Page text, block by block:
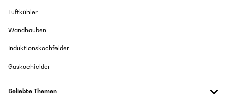
Luftkühler
Wandhauben
Induktionskochfelder
Gaskochfelder
Beliebte Themen